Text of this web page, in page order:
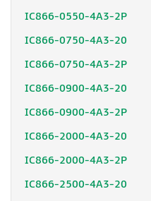
IC866-0550-4A3-2P
IC866-0750-4A3-20
IC866-0750-4A3-2P
IC866-0900-4A3-20
IC866-0900-4A3-2P
IC866-2000-4A3-20
IC866-2000-4A3-2P
IC866-2500-4A3-20